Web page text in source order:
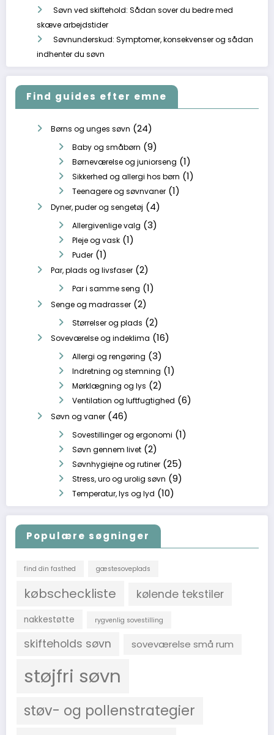
Søvn ved skiftehold: Sådan sover du bedre med
skæve arbejdstider
Søvnunderskud: Symptomer, konsekvenser og sådan
indhenter du søvn
Find guides efter emne
Børns og unges søvn (24)
Baby og småbørn (9)
Børneværelse og juniorseng (1)
Sikkerhed og allergi hos børn (1)
Teenagere og søvnvaner (1)
Dyner, puder og sengetøj (4)
Allergivenlige valg (3)
Pleje og vask (1)
Puder (1)
Par, plads og livsfaser (2)
Par i samme seng (1)
Senge og madrasser (2)
Størrelser og plads (2)
Soveværelse og indeklima (16)
Allergi og rengøring (3)
Indretning og stemning (1)
Mørklægning og lys (2)
Ventilation og luftfugtighed (6)
Søvn og vaner (46)
Sovestillinger og ergonomi (1)
Søvn gennem livet (2)
Søvnhygiejne og rutiner (25)
Stress, uro og urolig søvn (9)
Temperatur, lys og lyd (10)
Populære søgninger
find din fasthed gæstesoveplads
købscheckliste kølende tekstiler
nakkestøtte rygvenlig sovestilling
skifteholds søvn soveværelse små rum
støjfri søvn
støv- og pollenstrategier